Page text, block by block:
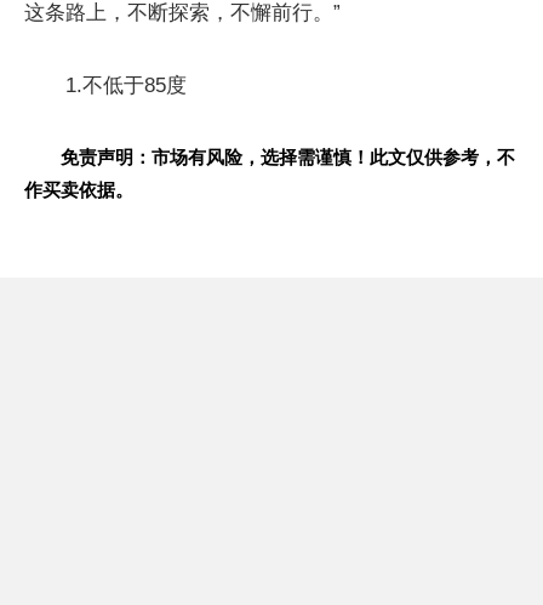
这条路上，不断探索，不懈前行。”
1.不低于85度
免责声明：市场有风险，选择需谨慎！此文仅供参考，不
作买卖依据。